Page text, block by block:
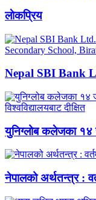
लाेकप्रिय
Nepal SBI Bank
युनिग्लोब कलेजका १४
नेपालको अर्थतन्त्र :